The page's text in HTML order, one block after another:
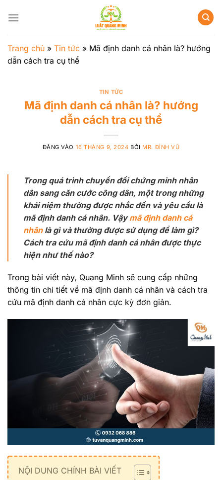
qua
dung
Trang chủ » Tin tức » Mã định danh cá nhân là? hướng
dẫn cách tra cụ thể
TIN TỨC
Mã định danh cá nhân là? hướng
dẫn cách tra cụ thể
ĐĂNG VÀO 16 THÁNG 9, 2024 BỞI MR. ĐÌNH VŨ
Trong quá trình chuyển đổi chứng minh nhân
dân sang căn cước công dân, một trong những
khái niệm thường được nhắc đến và yêu cầu là
mã định danh cá nhân. Vậymã định danh cá
nhânlà gì và thường được sử dụng để làm gì?
Cách tra cứu mã định danh cá nhân được thực
hiện như thế nào?
Trong bài viết này, Quang Minh sẽ cung cấp những
thông tin chi tiết về mã định danh cá nhân và cách tra
cứu mã định danh cá nhân cực kỳ đơn giản.
NỘI DUNG CHÍNH BÀI VIẾT